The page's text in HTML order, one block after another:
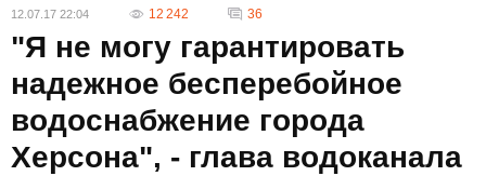
12.07.17 22:04 12 242 36
"Я не могу гарантировать
надежное бесперебойное
водоснабжение города
Херсона", - глава водоканала